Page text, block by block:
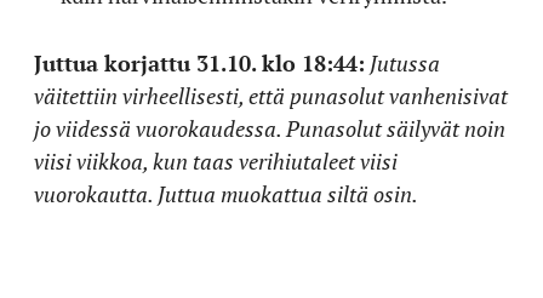
Juttua korjattu 31.10. klo 18:44: Jutussa
väitettiin virheellisesti, että punasolut vanhenisivat
jo viidessä vuorokaudessa. Punasolut säilyvät noin
viisi viikkoa, kun taas verihiutaleet viisi
vuorokautta. Juttua muokattua siltä osin.